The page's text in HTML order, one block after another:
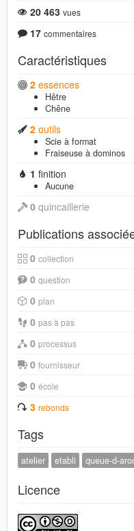
20 463 vues
17 commentaires
Caractéristiques
2 essences
Hêtre
Chêne
2 outils
Scie à format
Fraiseuse à dominos
1 finition
Aucune
0 quincaillerie
Publications
0 collection
0 question
0 plan
0 pas à pas
0 processus
0 fournisseur
0 école
3 rebonds
Tags
atelier etabli queue-d-
Licence